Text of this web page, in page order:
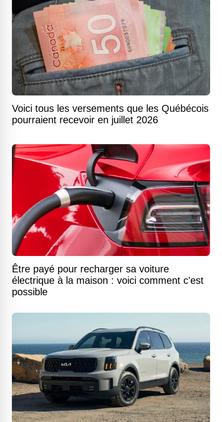
Voici tous les versements que les Québécois
pourraient recevoir en juillet 2026
Être payé pour recharger sa voiture
électrique à la maison : voici comment c'est
possible